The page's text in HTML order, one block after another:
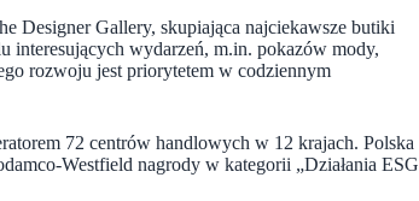
Designer Gallery, skupiająca najciekawsze butiki
interesujących wydarzeń, m.in. pokazów mody,
rozwoju jest priorytetem w codziennym
72 centrów handlowych w 12 krajach. Polska
Westfield nagrody w kategorii „Działania ESG